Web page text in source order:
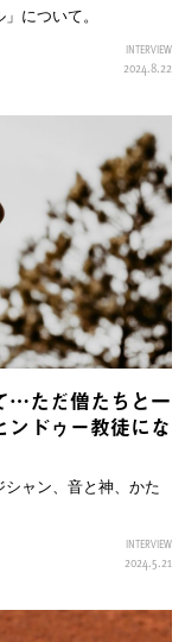
について。
INTERVIEW
2024.8.22
…ただ僧たちと一
ドゥー教徒にな
ャン、音と神、かた
INTERVIEW
2024.5.21